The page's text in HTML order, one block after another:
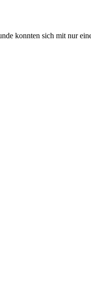
konnten sich mit nur